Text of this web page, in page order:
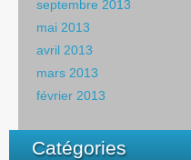
septembre 2013
mai 2013
avril 2013
mars 2013
février 2013
Catégories